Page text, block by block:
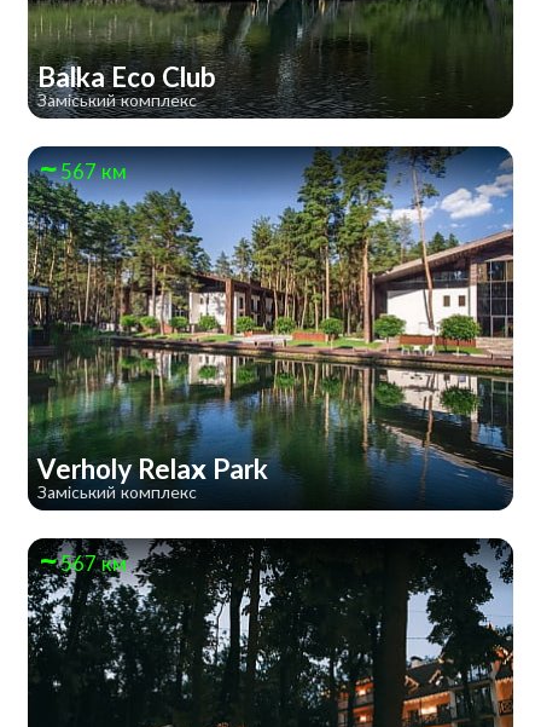
Balka Eco Club
Заміський комплекс
567 км
Verholy Relax Park
Заміський комплекс
567 км